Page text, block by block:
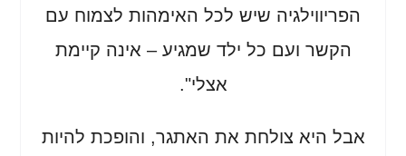
הפריווילגיה שיש לכל האימהות לצמוח עם
הקשר ועם כל ילד שמגיע – אינה קיימת
אצלי".
אבל היא צולחת את האתגר, והופכת להיות